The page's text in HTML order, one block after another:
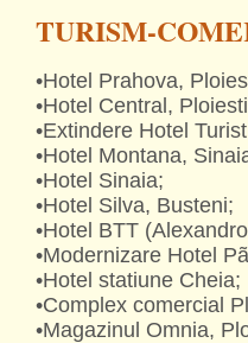
TURISM-
•Hotel Prahova,
•Hotel Central,
•Extindere Hotel
•Hotel Montana,
•Hotel Sinaia;
•Hotel Silva, Busteni;
•Hotel BTT
•Modernizare Hotel
•Hotel statiune Cheia;
•Complex comercial
•Magazinul Omnia,